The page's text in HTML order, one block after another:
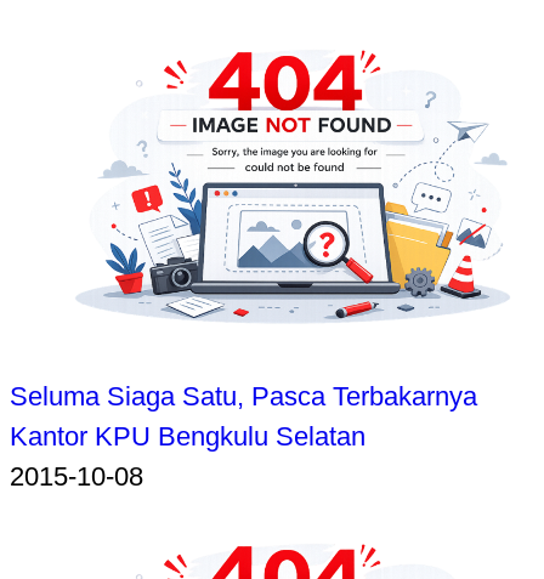
Seluma Siaga Satu, Pasca Terbakarnya
Kantor KPU Bengkulu Selatan
2015-10-08